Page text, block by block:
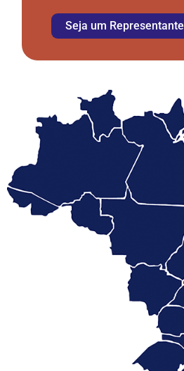
Seja um Representante